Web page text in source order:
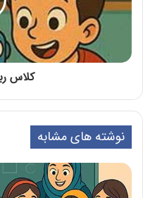
کلاس
نوشته های مشابه